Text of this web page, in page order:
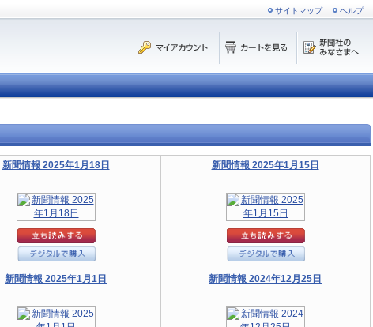
サイトマップ ヘルプ
新聞情報 2025年1月18日 新聞情報 2025年1月15日
新聞情報 2025年1月1日 新聞情報 2024年12月25日